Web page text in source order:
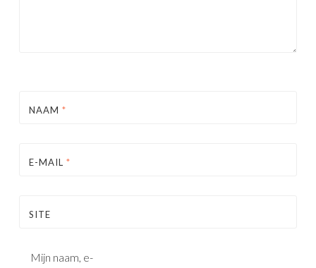
NAAM *
E-MAIL *
SITE
Mijn naam, e-